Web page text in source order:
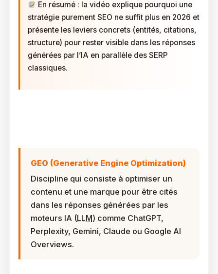
En résumé : la vidéo explique pourquoi une
stratégie purement SEO ne suffit plus en 2026 et
présente les leviers concrets (entités, citations,
structure) pour rester visible dans les réponses
générées par l’IA en parallèle des SERP
classiques.
GEO (Generative Engine Optimization)
Discipline qui consiste à optimiser un
contenu et une marque pour être cités
dans les réponses générées par les
moteurs IA (LLM) comme ChatGPT,
Perplexity, Gemini, Claude ou Google AI
Overviews.